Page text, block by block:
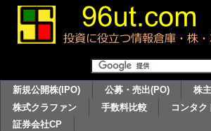
新規公開株(IPO) 公募・売出(PO) 株
株式クラファン
手数料比較 コンタク
証券会社CP